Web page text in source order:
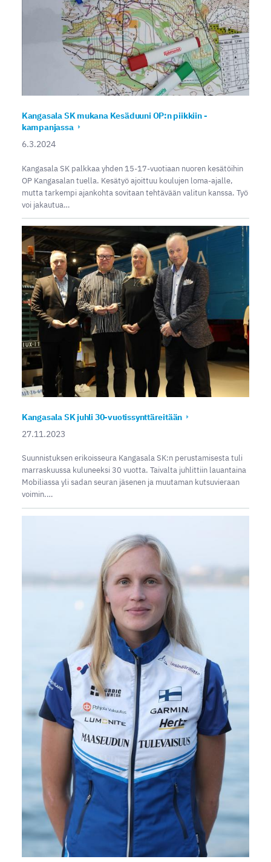
Kangasala SK mukana Kesäduuni OP:n piikkiin -
kampanjassa
6.3.2024
Kangasala SK palkkaa yhden 15-17-vuotiaan nuoren kesätöihin
OP Kangasalan tuella. Kesätyö ajoittuu koulujen loma-ajalle,
mutta tarkempi ajankohta sovitaan tehtävään valitun kanssa. Työ
voi jakautua…
Kangasala SK juhli 30-vuotissynttäreitään
27.11.2023
Suunnistuksen erikoisseura Kangasala SK:n perustamisesta tuli
marraskuussa kuluneeksi 30 vuotta. Taivalta juhlittiin lauantaina
Mobiliassa yli sadan seuran jäsenen ja muutaman kutsuvieraan
voimin.…